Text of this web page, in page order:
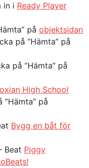
in i Ready Player
på objektsidan
på ”Hämta” på
på ”Hämta” på
High School
”Hämta” på
Bygg en båt för
Beat Piggy